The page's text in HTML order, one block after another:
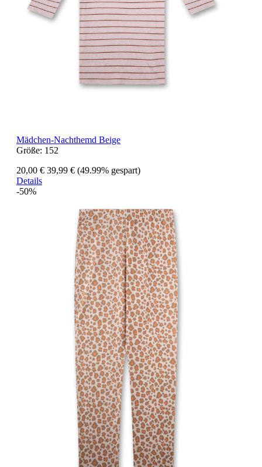
Mädchen-Nachthemd Beige
Größe: 152
20,00 € 39,99 € (49.99% gespart)
Details
-50%